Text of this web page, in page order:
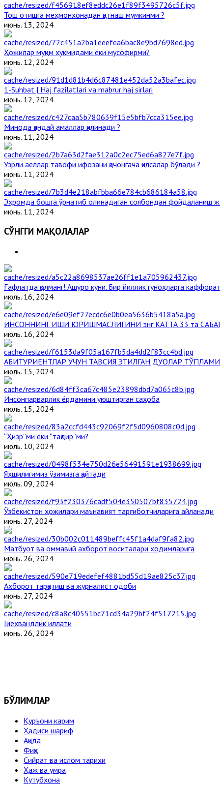
Тош отишга меҳмонхонадан қатнаш мумкинми ?
июнь. 13, 2024
Ҳожилар муқим ҳукмидами ёки мусофирми?
июнь. 12, 2024
1-Suhbat | Haj fazilatlari va mabrur haj sirlari
июнь. 12, 2024
Минода қандай амаллар қилинади ?
июнь. 11, 2024
Узрли аёллар тавофи ифозани қачонгача қилсалар бўлади ?
июнь. 11, 2024
Эҳромда бошга ўрнатиб олинадиган соябондан фойдаланиш
июнь. 11, 2024
СЎНГГИ МАҚОЛАЛАР
Ғафлатда қолманг! Ашуро куни. Бир йиллик гуноҳларга
июль. 16, 2024
ИНСОННИНГ ИШИ ЮРИШМАСЛИГИНИ энг КАТТА 33 та
июль. 16, 2024
АБИТУРИЕНТЛАР УЧУН ТАВСИЯ ЭТИЛГАН ДУОЛАР ТЎПЛАМИ
июль. 15, 2024
Инсонпарварлик ёрдамини уюштирган саҳоба
июль. 15, 2024
“Ҳизр”ми ёки “тақдир”ми?
июль. 10, 2024
Яхшилигимиз ўзимизга қайтади
июль. 09, 2024
Ўзбекистон ҳожилари маънавият тарғиботчиларига айланади
июнь. 27, 2024
Матбуот ва оммавий ахборот воситалари ходимларига
июнь. 26, 2024
Ахборот тарқатиш ва журналист одоби
июнь. 27, 2024
Гиёҳвандлик иллати
июнь. 26, 2024
БЎЛИМЛАР
Қуръони карим
Ҳадиси шариф
Ақида
Фиқҳ
Сийрат ва ислом тарихи
Ҳаж ва умра
Кутубхона